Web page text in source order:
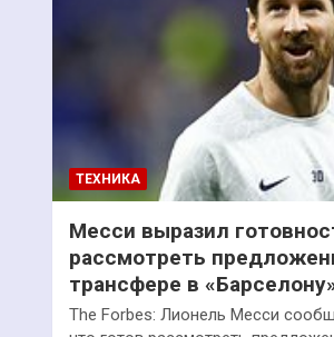
ТЕХНИКА
Месси выразил
рассмотреть
трансфере в
The Forbes: Лионель Месси